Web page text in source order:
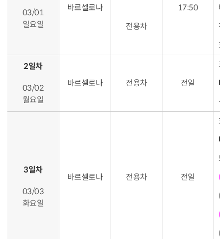
03/01
일요일
바르셀로나 17:50
전용차
2일차
03/02
월요일
바르셀로나
전용차 전일
3일차
03/03
화요일
바르셀로나
전용차 전일